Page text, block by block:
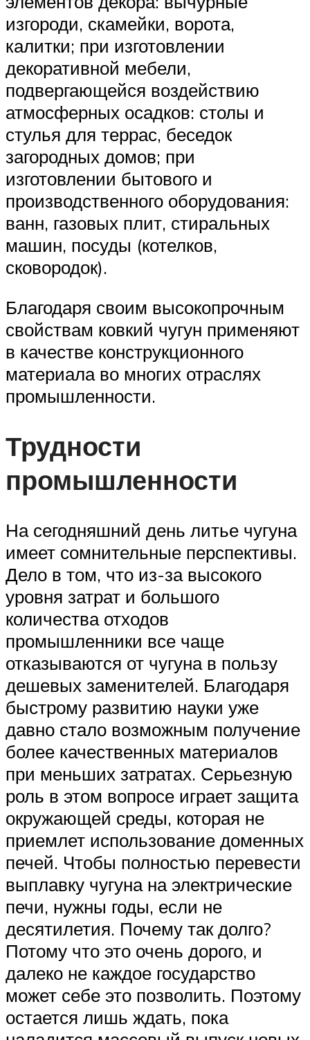
изгороди, скамейки, ворота,
калитки; при изготовлении
декоративной мебели,
подвергающейся воздействию
атмосферных осадков: столы и
стулья для террас, беседок
загородных домов; при
изготовлении бытового и
производственного оборудования:
ванн, газовых плит, стиральных
машин, посуды (котелков,
сковородок).
Благодаря своим высокопрочным
свойствам ковкий чугун применяют
в качестве конструкционного
материала во многих отраслях
промышленности.
Трудности
промышленности
На сегодняшний день литье чугуна
имеет сомнительные перспективы.
Дело в том, что из-за высокого
уровня затрат и большого
количества отходов
промышленники все чаще
отказываются от чугуна в пользу
дешевых заменителей. Благодаря
быстрому развитию науки уже
давно стало возможным получение
более качественных материалов
при меньших затратах. Серьезную
роль в этом вопросе играет защита
окружающей среды, которая не
приемлет использование доменных
печей. Чтобы полностью перевести
выплавку чугуна на электрические
печи, нужны годы, если не
десятилетия. Почему так долго?
Потому что это очень дорого, и
далеко не каждое государство
может себе это позволить. Поэтому
остается лишь ждать, пока